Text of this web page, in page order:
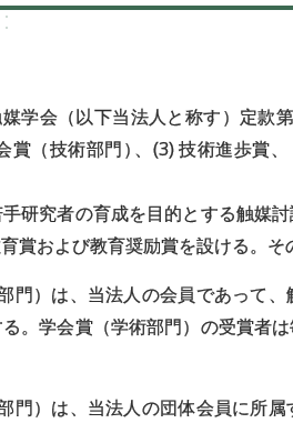
学会（以下当法人と称す）定款
賞（技術部門） 、(3) 技術進歩賞
研究者の育成を目的とする触媒
賞および教育奨励賞を設ける。そ
）は、当法人の会員であって
。学会賞（学術部門）の受賞者
）は、当法人の団体会員に所